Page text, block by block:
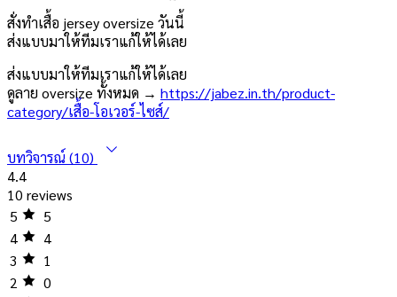
สั่งทำเสื้อ jersey oversize วันนี้
ส่งแบบมาให้ทีมเราแก้ให้ได้เลย
ส่งแบบมาให้ทีมเราแก้ให้ได้เลย
ดูลาย oversize ทั้งหมด → https://jabez.in.th/product-
category/เสื้อ-โอเวอร์-ไซส์/
บทวิจารณ์ (10)
4.4
10 reviews
5
5
4
4
3
1
2
0